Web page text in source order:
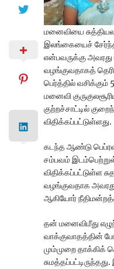
மனைவியை
இலங்கையைச் சேர்ந்த
என்பவருக்கு
வழங்குவதாகத்
பெர்த்தில் வசிக்கும்
மனைவி
குற்றச்சாட்டில்
விதிக்கப்பட்டுள்ளது.
கடந்த ஆண்டு
சம்பவம்
விதிக்கப்பட்டுள்ள
வழங்குவதாக
ஆகியோர்
தன் மனைவிமீது
வாக்குவாதத்தின்
மும்முறை தாக்கிக்